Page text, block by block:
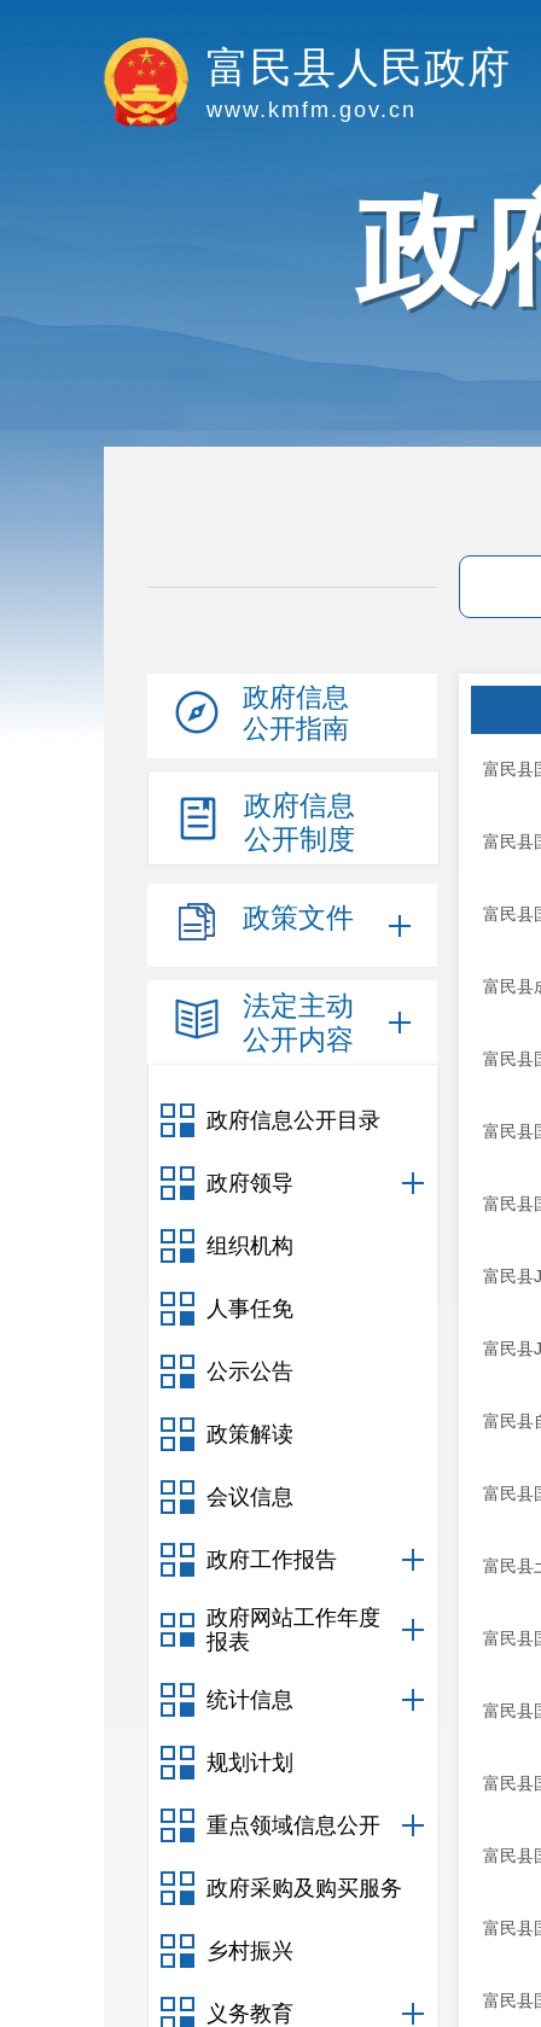
富民县人民政府
www.kmfm.gov.cn
政
政府信息
公开指南
政府信息
公开制度
政策文件
法定主动
公开内容
政府信息公开目录
政府领导
组织机构
人事任免
公示公告
政策解读
会议信息
政府工作报告
政府网站工作年度
报表
统计信息
规划计划
重点领域信息公开
政府采购及购买服务
乡村振兴
义务教育
富民县
富民县
富民县
富民县
富民县
富民县
富民县
富民县
富民县
富民县
富民县
富民县
富民县
富民县
富民县
富民县
富民县
富民县